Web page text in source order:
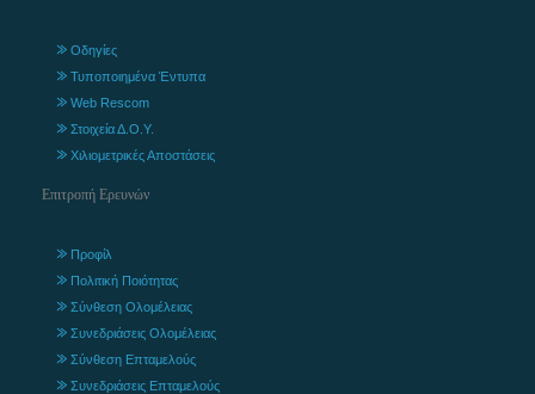
Οδηγίες
Τυποποιημένα Έντυπα
Web Rescom
Στοιχεία Δ.Ο.Υ.
Χιλιομετρικές Αποστάσεις
Επιτροπή Ερευνών
Προφίλ
Πολιτική Ποιότητας
Σύνθεση Ολομέλειας
Συνεδριάσεις Ολομέλειας
Σύνθεση Επταμελούς
Συνεδριάσεις Επταμελούς